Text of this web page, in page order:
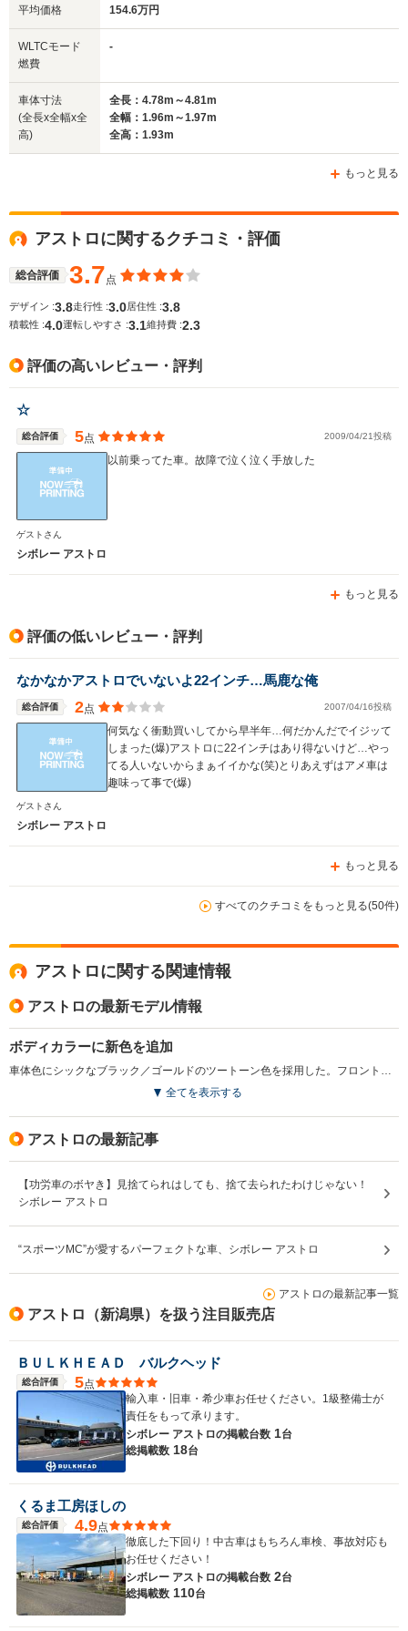
サイズ
(全長x全幅x全高)
WLTCモード
燃費
平均価格 154.6万円
WLTCモード
燃費
-
車体寸法
(全長x全幅x全
高)
全長：4.78m～4.81m
全幅：1.96m～1.97m
全高：1.93m
もっと見る
アストロに関するクチコミ・評価
総合評価 3.7点
デザイン :3.8走行性 :3.0居住性 :3.8
積載性 :4.0運転しやすさ :3.1維持費 :2.3
評価の高いレビュー・評判
☆
総合評価 5点 2009/04/21投稿
以前乗ってた車。故障で泣く泣く手放した
ゲストさん
シボレー アストロ
もっと見る
評価の低いレビュー・評判
なかなかアストロでいないよ22インチ…馬鹿な俺
総合評価 2点 2007/04/16投稿
何気なく衝動買いしてから早半年…何だかんだでイジッて
しまった(爆)アストロに22インチはあり得ないけど…やっ
てる人いないからまぁイイかな(笑)とりあえずはアメ車は
趣味って事で(爆)
ゲストさん
シボレー アストロ
もっと見る
すべてのクチコミをもっと見る(50件)
アストロに関する関連情報
アストロの最新モデル情報
ボディカラーに新色を追加
車体色にシックなブラック／ゴールドのツートーン色を採用した。フロントガラスのサンシェードのデザインを変更した。(2005.1)
全てを表示する
アストロの最新記事
【功労車のボヤき】見捨てられはしても、捨て去られたわけじゃない！
シボレー アストロ
“スポーツMC”が愛するパーフェクトな車、シボレー アストロ
アストロの最新記事一覧
アストロ（新潟県）を扱う注目販売店
ＢＵＬＫＨＥＡＤ バルクヘッド
総合評価 5点
輸入車・旧車・希少車お任せください。1級整備士が
責任をもって承ります。
シボレー アストロの掲載台数 1台
総掲載数 18台
くるま工房ほしの
総合評価 4.9点
徹底した下回り！中古車はもちろん車検、事故対応も
お任せください！
シボレー アストロの掲載台数 2台
総掲載数 110台